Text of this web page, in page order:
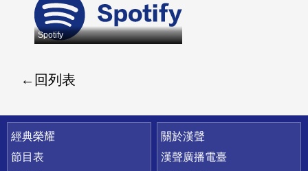
Spotify
回列表
快速連結
經典榮耀
節目表
關於漢聲
漢聲廣播電臺